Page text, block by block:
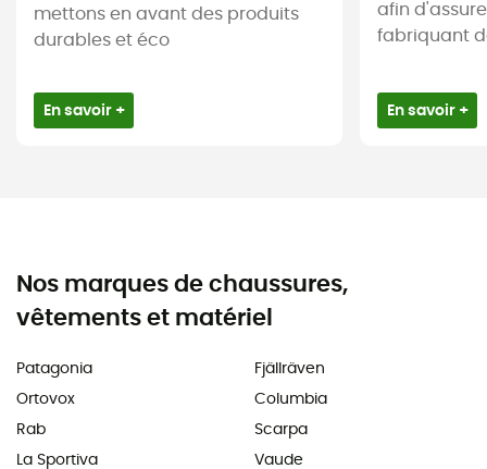
mettons en avant des produits
durables et éco
En savoir +
afin
fabriquant
En savoir +
Nos marques de chaussures,
vêtements et matériel
Patagonia
Ortovox
Rab
La Sportiva
Fjällräven
Columbia
Scarpa
Vaude